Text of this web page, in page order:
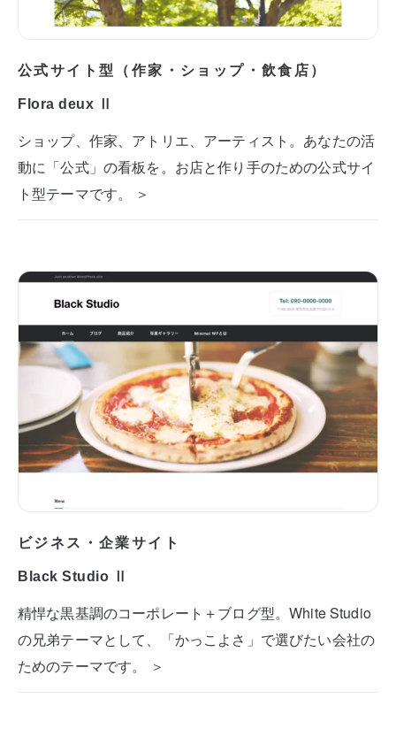
公式サイト型（作家・ショップ・飲食店）
Flora deux Ⅱ
ショップ、作家、アトリエ、アーティスト。あなたの活
動に「公式」の看板を。お店と作り手のための公式サイ
ト型テーマです。 ＞
ビジネス・企業サイト
Black Studio Ⅱ
精悍な黒基調のコーポレート＋ブログ型。White Studio
の兄弟テーマとして、「かっこよさ」で選びたい会社の
ためのテーマです。 ＞